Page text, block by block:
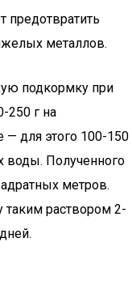
предотвратить
металлов.
подкормку при
250 г на
для этого 100-150
воды. Полученного
метров.
таким раствором 2-